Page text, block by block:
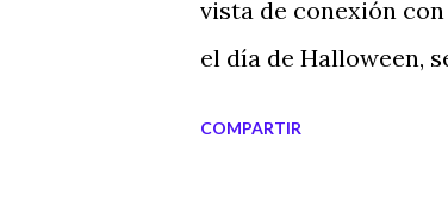
vista de conexión
el día de Halloween,
COMPARTIR